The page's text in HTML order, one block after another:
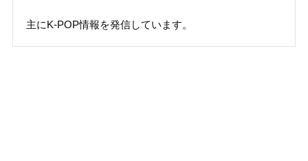
主にK-POP情報を発信しています。